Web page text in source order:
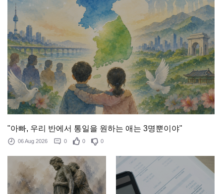
"아빠, 우리 반에서 통일을 원하는 애는 3명뿐이야"
06 Aug 2026 0 0 0